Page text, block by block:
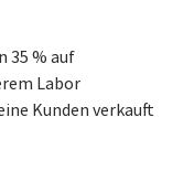
35 % auf
Labor
Kunden verkauft